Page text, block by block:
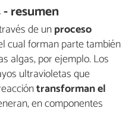
resumen
de unproceso
cual forman parte también
algas, por ejemplo. Los
ultravioletas que
transforman el
en componentes